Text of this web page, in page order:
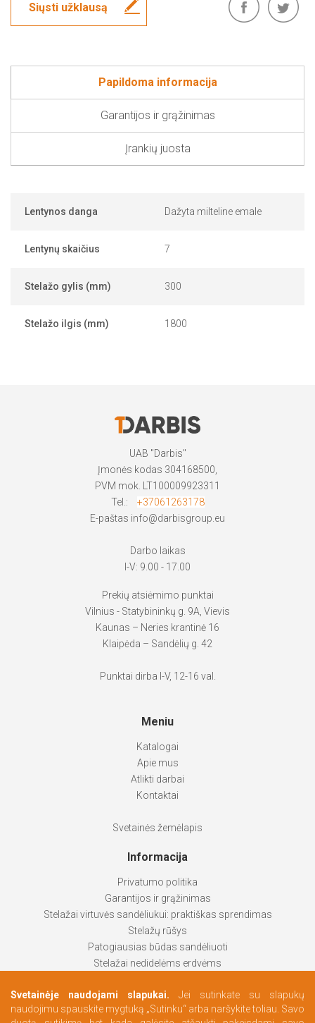
Siųsti užklausą
Papildoma informacija
Garantijos ir grąžinimas
Įrankių juosta
Lentynos danga Dažyta milteline emale
Lentynų skaičius 7
Stelažo gylis (mm) 300
Stelažo ilgis (mm) 1800
UAB "Darbis"
Įmonės kodas 304168500,
PVM mok. LT100009923311
Tel.:
+37061263178
E-paštas info@darbisgroup.eu
Darbo laikas
I-V: 9.00 - 17.00
Prekių atsiėmimo punktai
Vilnius - Statybininkų g. 9A, Vievis
Kaunas – Neries krantinė 16
Klaipėda – Sandėlių g. 42
Punktai dirba I-V, 12-16 val.
Meniu
Katalogai
Apie mus
Atlikti darbai
Kontaktai
Svetainės žemėlapis
Informacija
Privatumo politika
Garantijos ir grąžinimas
Stelažai virtuvės sandėliukui: praktiškas sprendimas
Stelažų rūšys
Patogiausias būdas sandėliuoti
Stelažai nedidelėms erdvėms
Kaip pasirinkti labiausiai tinkantį produktą
Persirengimo erdvės pagal Jūsų poreikius
Svetainėje naudojami slapukai. Jei sutinkate su slapukų
naudojimu spauskite mygtuką „Sutinku“ arba naršykite toliau. Savo